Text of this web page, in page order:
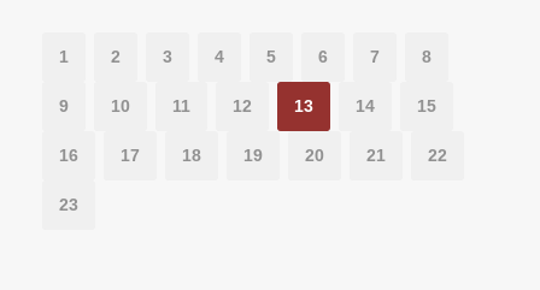
1 2 3 4 5 6 7 8
9 10 11 12 13 14 15
16 17 18 19 20 21 22
23